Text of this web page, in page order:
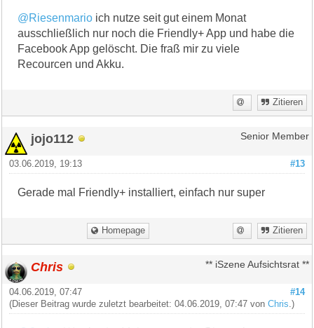
@Riesenmario ich nutze seit gut einem Monat
ausschließlich nur noch die Friendly+ App und habe die
Facebook App gelöscht. Die fraß mir zu viele
Recourcen und Akku.
Zitieren
jojo112 Senior Member
#13
03.06.2019, 19:13
Gerade mal Friendly+ installiert, einfach nur super
Homepage Zitieren
Chris ** iSzene Aufsichtsrat **
#14
04.06.2019, 07:47
(Dieser Beitrag wurde zuletzt bearbeitet: 04.06.2019, 07:47 vonChris .)